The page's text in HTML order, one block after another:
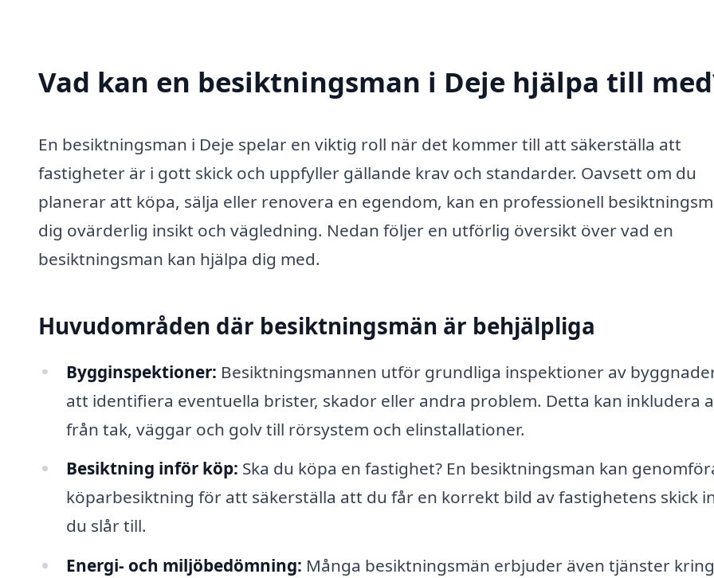
Vad kan en besiktningsman i Deje hjälpa till
En besiktningsman i Deje spelar en viktig roll när det kommer till att säkerställa att
fastigheter är i gott skick och uppfyller gällande krav och standarder. Oavsett om du
planerar att köpa, sälja eller renovera en egendom, kan en professionell
dig ovärderlig insikt och vägledning. Nedan följer en utförlig översikt över vad en
besiktningsman kan hjälpa dig med.
Huvudområden där besiktningsmän är behjälpliga
Bygginspektioner: Besiktningsmannen utför grundliga inspektioner av
att identifiera eventuella brister, skador eller andra problem. Detta kan inkludera
från tak, väggar och golv till rörsystem och elinstallationer.
Besiktning inför köp: Ska du köpa en fastighet? En besiktningsman kan
köparbesiktning för att säkerställa att du får en korrekt bild av fastighetens skick
du slår till.
Energi- och miljöbedömning: Många besiktningsmän erbjuder även tjänster kring